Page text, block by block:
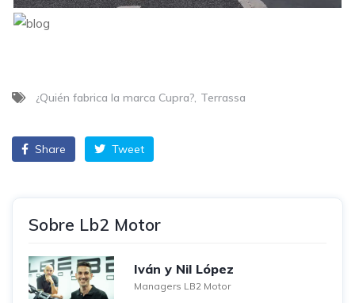
¿Quién fabrica la marca Cupra? Terrassa
Share Tweet
Sobre Lb2 Motor
Iván y Nil López
Managers LB2 Motor